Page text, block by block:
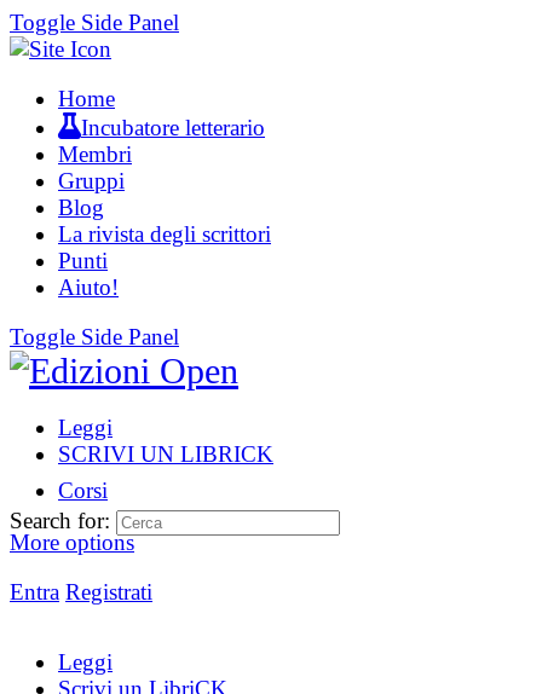
Toggle Side Panel
Home
Incubatore letterario
Membri
Gruppi
Blog
La rivista degli scrittori
Punti
Aiuto!
Toggle Side Panel
Leggi
SCRIVI UN LIBRICK
Corsi
More options
Entra Registrati
Search for:
Leggi
Scrivi un LibriCK